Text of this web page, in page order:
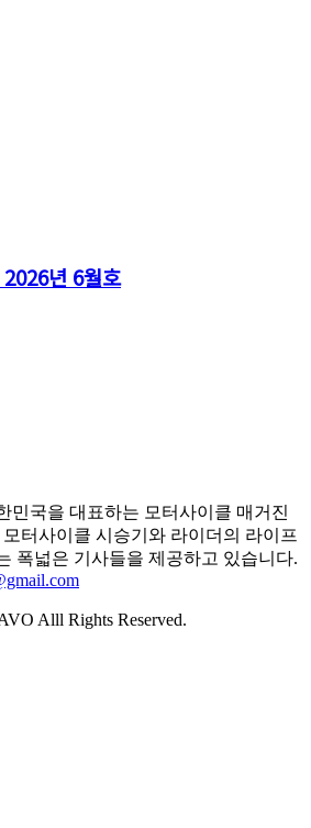
년 6월호
민국을 대표하는 모터사이클 매거진
터사이클 시승기와 라이더의 라이프
폭넓은 기사들을 제공하고 있습니다.
Alll Rights Reserved.